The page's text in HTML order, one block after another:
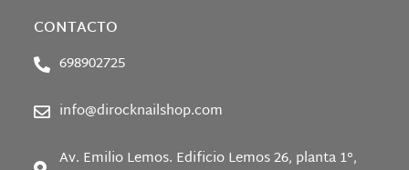
CONTACTO
698902725
info@dirocknailshop.com
Av. Emilio Lemos. Edificio Lemos 26, planta 1°,